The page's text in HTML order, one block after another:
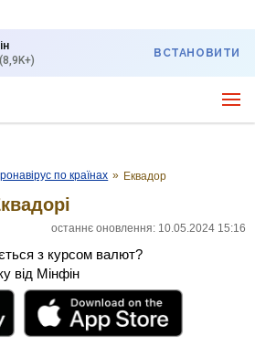
(8,9K+)
ВСТАНОВИТИ
по країнах » Еквадор
останнє оновлення: 10.05.2024 15:16
з курсом валют?
від Мінфін